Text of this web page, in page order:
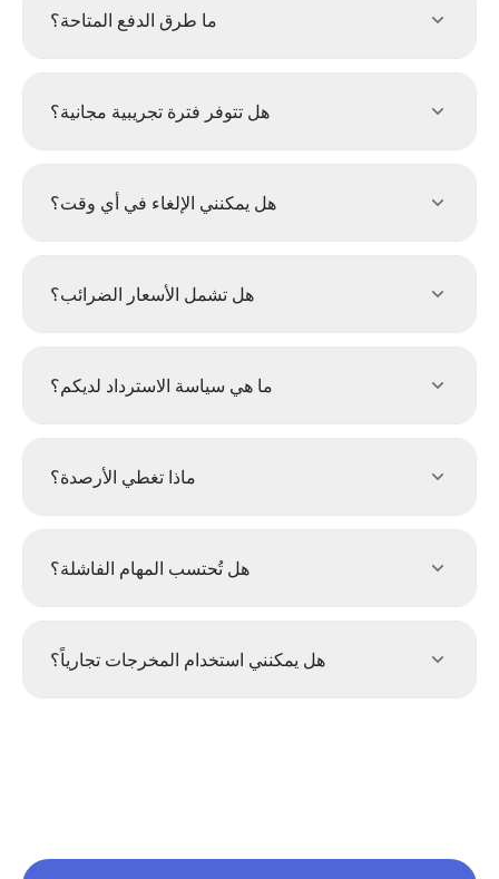
ما طرق الدفع المتاحة؟
هل تتوفر فترة تجريبية مجانية؟
هل يمكنني الإلغاء في أي وقت؟
هل تشمل الأسعار الضرائب؟
ما هي سياسة الاسترداد لديكم؟
ماذا تغطي الأرصدة؟
هل تُحتسب المهام الفاشلة؟
هل يمكنني استخدام المخرجات تجارياً؟